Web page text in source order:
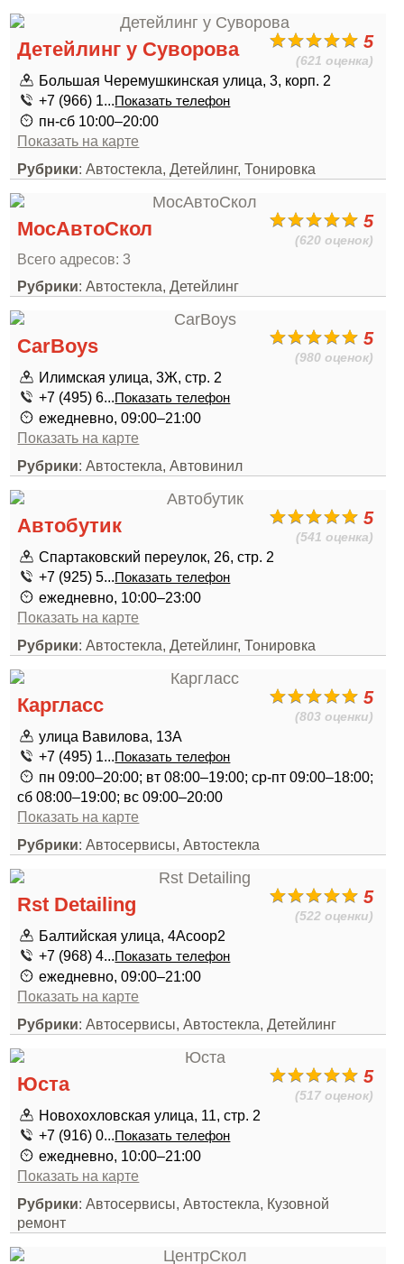
5
(621 оценка)
Детейлинг у Суворова
Большая Черемушкинская улица, 3, корп. 2
+7 (966) 1...Показать телефон
пн-сб 10:00–20:00
Показать на карте
Рубрики: Автостекла, Детейлинг, Тонировка
5
(620 оценок)
МосАвтоСкол
Всего адресов: 3
Рубрики: Автостекла, Детейлинг
5
(980 оценок)
CarBoys
Илимская улица, 3Ж, стр. 2
+7 (495) 6...Показать телефон
ежедневно, 09:00–21:00
Показать на карте
Рубрики: Автостекла, Автовинил
5
(541 оценка)
Автобутик
Спартаковский переулок, 26, стр. 2
+7 (925) 5...Показать телефон
ежедневно, 10:00–23:00
Показать на карте
Рубрики: Автостекла, Детейлинг, Тонировка
5
(803 оценки)
Каргласс
улица Вавилова, 13А
+7 (495) 1...Показать телефон
пн 09:00–20:00; вт 08:00–19:00; ср-пт 09:00–18:00;
сб 08:00–19:00; вс 09:00–20:00
Показать на карте
Рубрики: Автосервисы, Автостекла
5
(522 оценки)
Rst Detailing
Балтийская улица, 4Асоор2
+7 (968) 4...Показать телефон
ежедневно, 09:00–21:00
Показать на карте
Рубрики: Автосервисы, Автостекла, Детейлинг
5
(517 оценок)
Юста
Новохохловская улица, 11, стр. 2
+7 (916) 0...Показать телефон
ежедневно, 10:00–21:00
Показать на карте
Рубрики: Автосервисы, Автостекла, Кузовной
ремонт